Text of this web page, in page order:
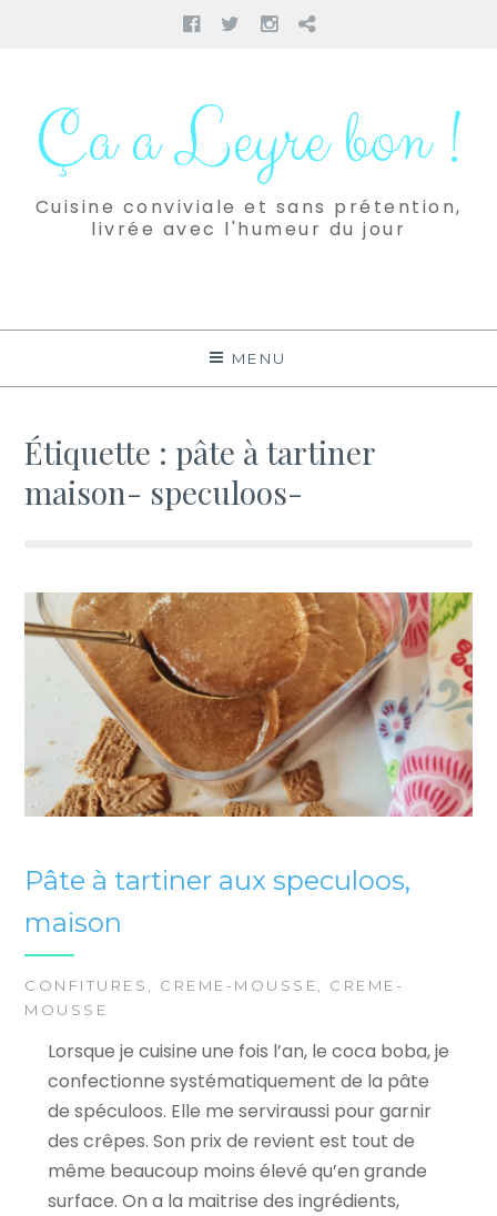
Facebook
TwitterInstagram
Pinterest
contenuÇa a Leyre bon !
Cuisine conviviale et sans prétention,
livrée avec l'humeur du jour
MENU
Étiquette : pâte à tartiner
maison- speculoos-
Pâte à tartiner aux speculoos,
maison
CONFITURES , CREME-MOUSSE, CREME-
MOUSSE
Lorsque je cuisine une fois l’an, le coca boba, je
confectionne systématiquement de la pâte
de spéculoos. Elle me serviraussi pour garnir
des crêpes. Son prix de revient est tout de
même beaucoup moins élevé qu’en grande
surface. On a la maitrise des ingrédients,